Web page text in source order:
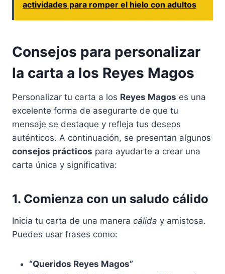
actividades para romper el hielo con adultos
Consejos para personalizar
la carta a los Reyes Magos
Personalizar tu carta a los Reyes Magos es una
excelente forma de asegurarte de que tu
mensaje se destaque y refleja tus deseos
auténticos. A continuación, se presentan algunos
consejos prácticos para ayudarte a crear una
carta única y significativa:
1. Comienza con un saludo cálido
Inicia tu carta de una manera cálida y amistosa.
Puedes usar frases como:
“Queridos Reyes Magos”